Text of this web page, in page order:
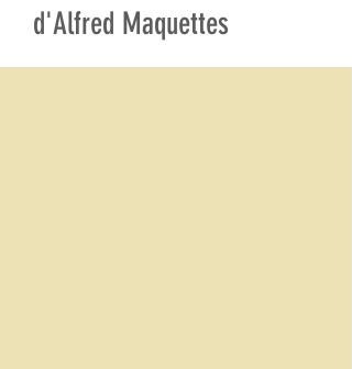
d'Alfred Maquettes